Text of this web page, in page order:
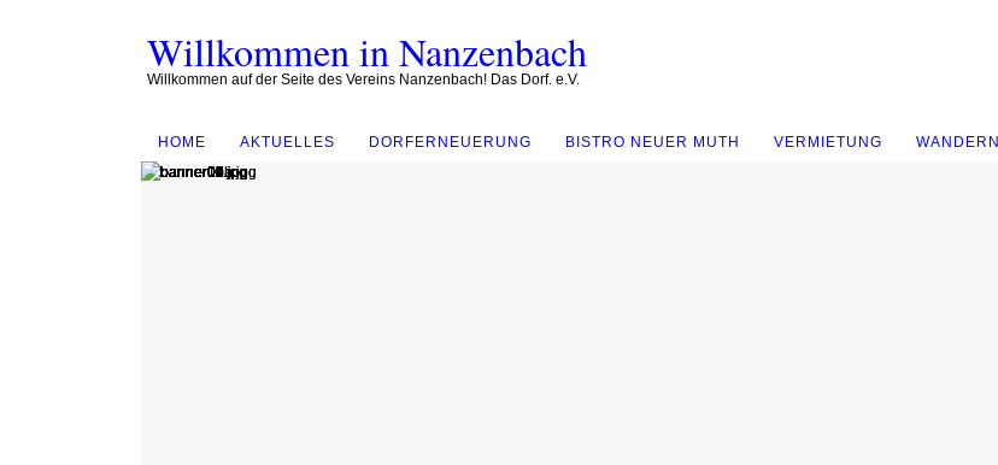
Willkommen in Nanzenbach
Willkommen auf der Seite des Vereins Nanzenbach! Das Dorf. e.V.
HOME AKTUELLES DORFERNEUERUNG BISTRO NEUER MUTH VERMIETUNG WANDERN